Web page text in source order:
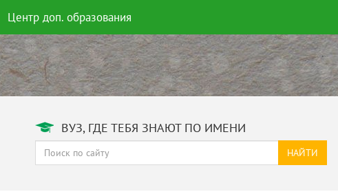
Центр доп. образования
ВУЗ, ГДЕ ТЕБЯ ЗНАЮТ ПО ИМЕНИ
НАЙТИ